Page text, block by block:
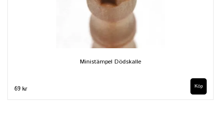
Ministämpel Dödskalle
69 kr